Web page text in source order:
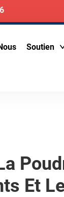
Soutien
Et